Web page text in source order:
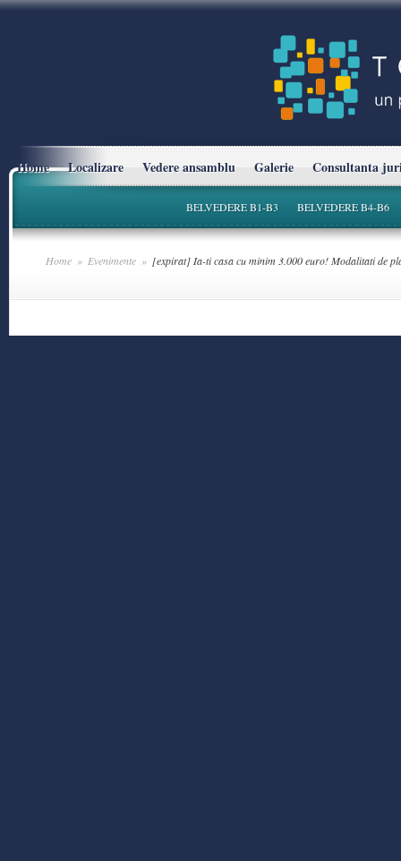
Home Localizare Vedere ansamblu Galerie Consultanta
BELVEDERE B1-B3 BELVEDERE B4-B6
Home » Evenimente » [expirat] Ia-ti casa cu minim 3.000 euro! Modalitati de